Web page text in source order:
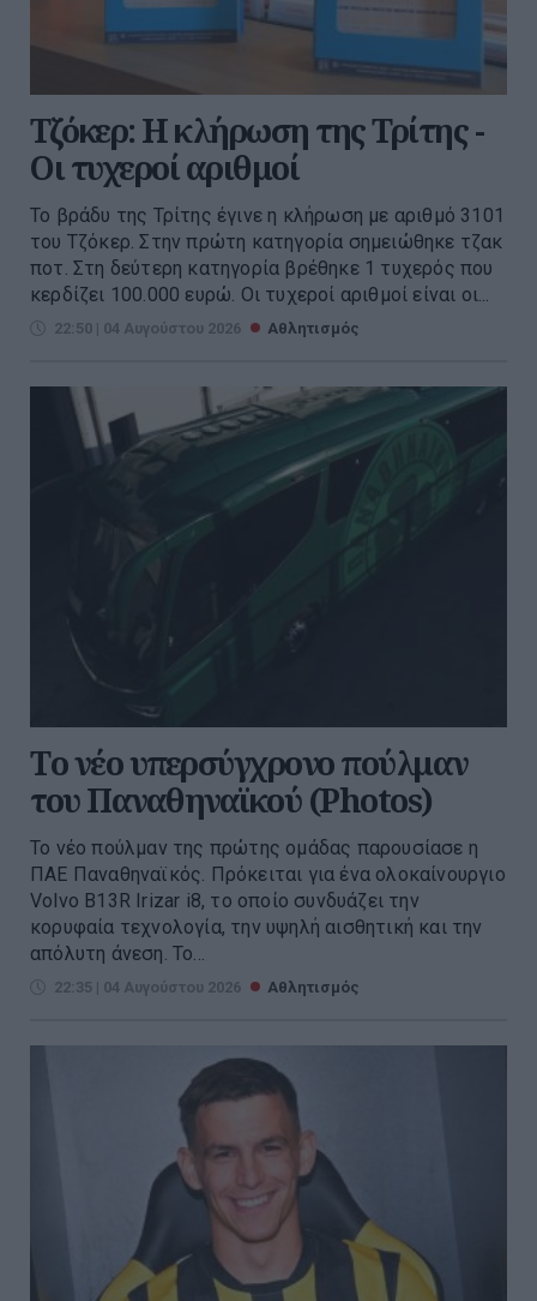
Τζόκερ: Η κλήρωση της Τρίτης -
Οι τυχεροί αριθμοί
Το βράδυ της Τρίτης έγινε η κλήρωση με αριθμό 3101
του Τζόκερ. Στην πρώτη κατηγορία σημειώθηκε τζακ
ποτ. Στη δεύτερη κατηγορία βρέθηκε 1 τυχερός που
κερδίζει 100.000 ευρώ. Οι τυχεροί αριθμοί είναι οι...
22:50 | 04 Αυγούστου 2026 Αθλητισμός
Tο νέο υπερσύγχρονο πούλμαν
του Παναθηναϊκού (Photos)
Το νέο πούλμαν της πρώτης ομάδας παρουσίασε η
ΠΑΕ Παναθηναϊκός. Πρόκειται για ένα ολοκαίνουργιο
Volvo B13R Irizar i8, το οποίο συνδυάζει την
κορυφαία τεχνολογία, την υψηλή αισθητική και την
απόλυτη άνεση. Το...
22:35 | 04 Αυγούστου 2026 Αθλητισμός